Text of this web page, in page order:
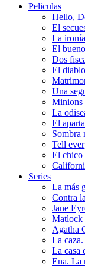
Peliculas
Hello,
El
La
El
Dos
El
Una
Minions
La
El
Sombra
Tell
El chico
Series
La más
Contra
Jane
Matlock
Agatha
La
La casa
Ena. La